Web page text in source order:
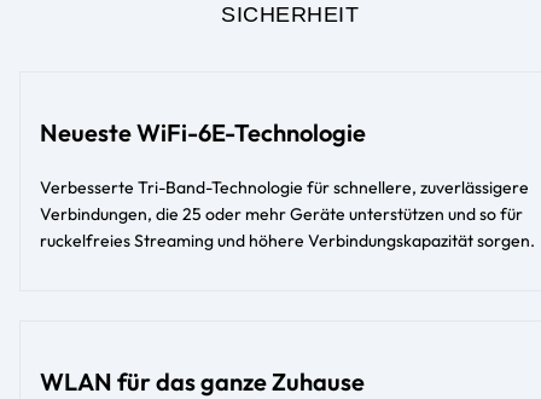
SICHERHEIT
Neueste WiFi-6E-Technologie
Verbesserte Tri-Band-Technologie für schnellere, zuverlässigere
Verbindungen, die 25 oder mehr Geräte unterstützen und so für
ruckelfreies Streaming und höhere Verbindungskapazität sorgen.
WLAN für das ganze Zuhause